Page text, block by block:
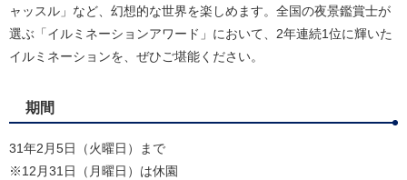
ャッスル」など、幻想的な世界を楽しめます。全国の夜景鑑賞士が
選ぶ「イルミネーションアワード」において、2年連続1位に輝いた
イルミネーションを、ぜひご堪能ください。
期間
31年2月5日（火曜日）まで
※12月31日（月曜日）は休園